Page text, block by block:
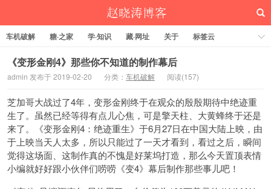
赵晓涛博客
车机破解 糖·之家 学·知识 藏·网址 关于 标签云
《变形金刚4》那些你不知道的制作幕后
admin 发布于 2019-02-20 分类： 车机破解 阅读(157)
芝加哥大战过了4年，变形金刚终于在观众的殷殷期待中绝迹重
生了。虽然已经等得有点儿心焦，可是擎天柱、大黄蜂终于还是
来了。《变形金刚4：绝迹重生》于6月27日在中国大陆上映，由
于上映当天人太多，所以只能过了一天才看到，看过之后，瞬间
觉得这场面、这制作真的不愧是好莱坞打造，那么今天置顶表情
小编就好好跟小伙伴们唠唠《变4》幕后制作那些事儿吧！